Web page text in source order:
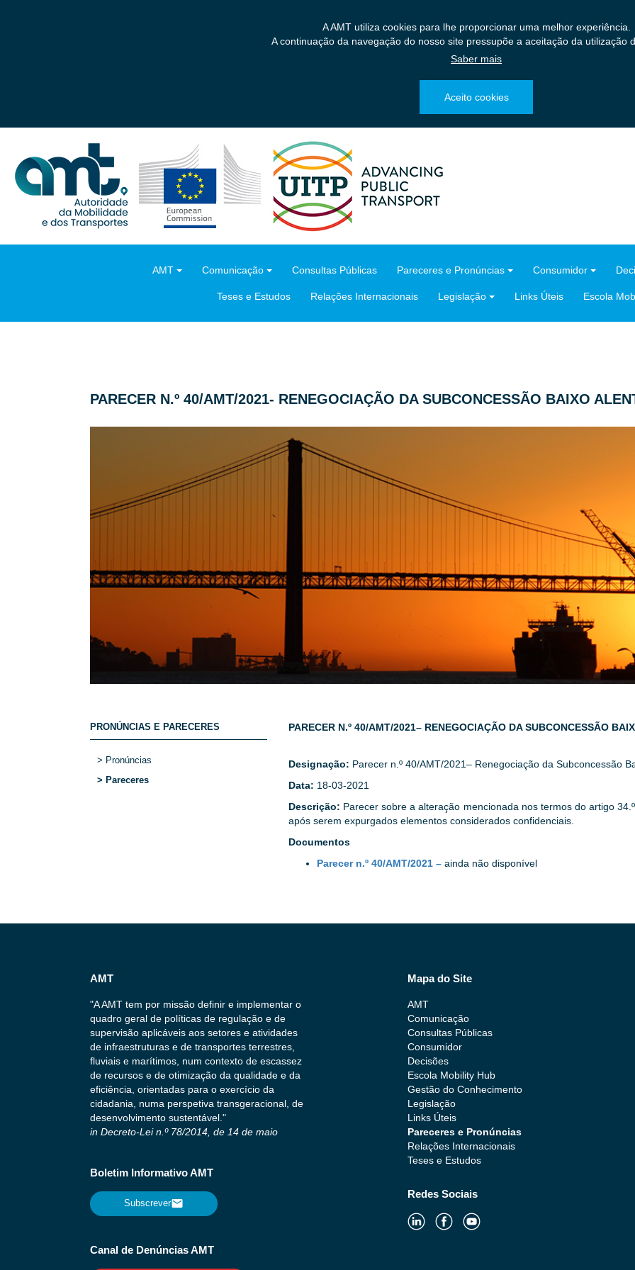
A AMT utiliza cookies para lhe proporcionar uma melhor experiência.
A continuação da navegação do nosso site pressupõe a aceitação da utilização
Saber mais
Aceito cookies
AMT Comunicação Consultas Públicas Pareceres e Pronúncias Consumidor
Teses e Estudos Relações Internacionais Legislação Links Úteis Escola
PARECER N.º 40/AMT/2021- RENEGOCIAÇÃO DA SUBCONCESSÃO BAIXO
PRONÚNCIAS E PARECERES
> Pronúncias
> Pareceres
PARECER N.º 40/AMT/2021– RENEGOCIAÇÃO DA SUBCONCESSÃO
Designação: Parecer n.º 40/AMT/2021– Renegociação da Subconcessão
Data: 18-03-2021
Descrição: Parecer sobre a alteração mencionada nos termos do artigo
após serem expurgados elementos considerados confidenciais.
Documentos
Parecer n.º 40/AMT/2021 – ainda não disponível
AMT
"A AMT tem por missão definir e implementar o
quadro geral de políticas de regulação e de
supervisão aplicáveis aos setores e atividades
de infraestruturas e de transportes terrestres,
fluviais e marítimos, num contexto de escassez
de recursos e de otimização da qualidade e da
eficiência, orientadas para o exercício da
cidadania, numa perspetiva transgeracional, de
desenvolvimento sustentável."
in Decreto-Lei n.º 78/2014, de 14 de maio
Boletim Informativo AMT
Subscrever
Canal de Denúncias AMT
Mapa do Site
AMT
Comunicação
Consultas Públicas
Consumidor
Decisões
Escola Mobility Hub
Gestão do Conhecimento
Legislação
Links Úteis
Pareceres e Pronúncias
Relações Internacionais
Teses e Estudos
Redes Sociais